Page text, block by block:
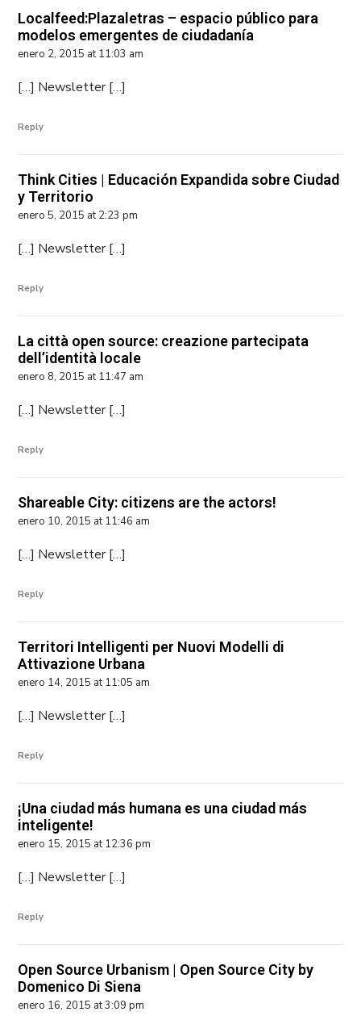
Localfeed:Plazaletras – espacio público para
modelos emergentes de ciudadanía
enero 2, 2015 at 11:03 am
[…] Newsletter […]
Reply
Think Cities | Educación Expandida sobre Ciudad
y Territorio
enero 5, 2015 at 2:23 pm
[…] Newsletter […]
Reply
La città open source: creazione partecipata
dell’identità locale
enero 8, 2015 at 11:47 am
[…] Newsletter […]
Reply
Shareable City: citizens are the actors!
enero 10, 2015 at 11:46 am
[…] Newsletter […]
Reply
Territori Intelligenti per Nuovi Modelli di
Attivazione Urbana
enero 14, 2015 at 11:05 am
[…] Newsletter […]
Reply
¡Una ciudad más humana es una ciudad más
inteligente!
enero 15, 2015 at 12:36 pm
[…] Newsletter […]
Reply
Open Source Urbanism | Open Source City by
Domenico Di Siena
enero 16, 2015 at 3:09 pm